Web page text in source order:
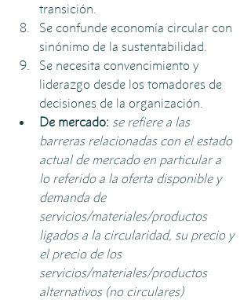
transición.
Se confunde economía circular con
sinónimo de la sustentabilidad.
Se necesita convencimiento y
liderazgo desde los tomadores de
decisiones de la organización.
De mercado: se refiere a las
barreras relacionadas con el estado
actual de mercado en particular a
lo referido a la oferta disponible y
demanda de
servicios/materiales/productos
ligados a la circularidad, su precio y
el precio de los
servicios/materiales/productos
alternativos (no circulares)